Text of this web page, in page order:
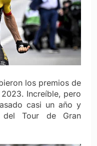
los premios de
Increíble, pero
casi un año y
del Tour de Gran